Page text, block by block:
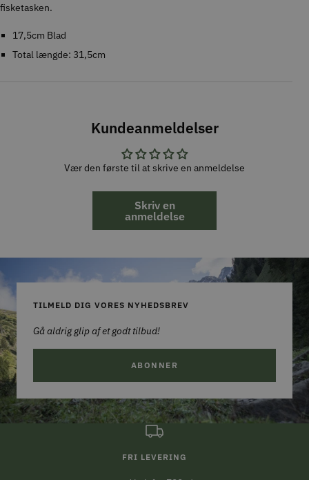
fisketasken.
17,5cm Blad
Total længde: 31,5cm
Kundeanmeldelser
Vær den første til at skrive en anmeldelse
Skriv en
anmeldelse
TILMELD DIG VORES NYHEDSBREV
Gå aldrig glip af et godt tilbud!
ABONNER
FRI LEVERING